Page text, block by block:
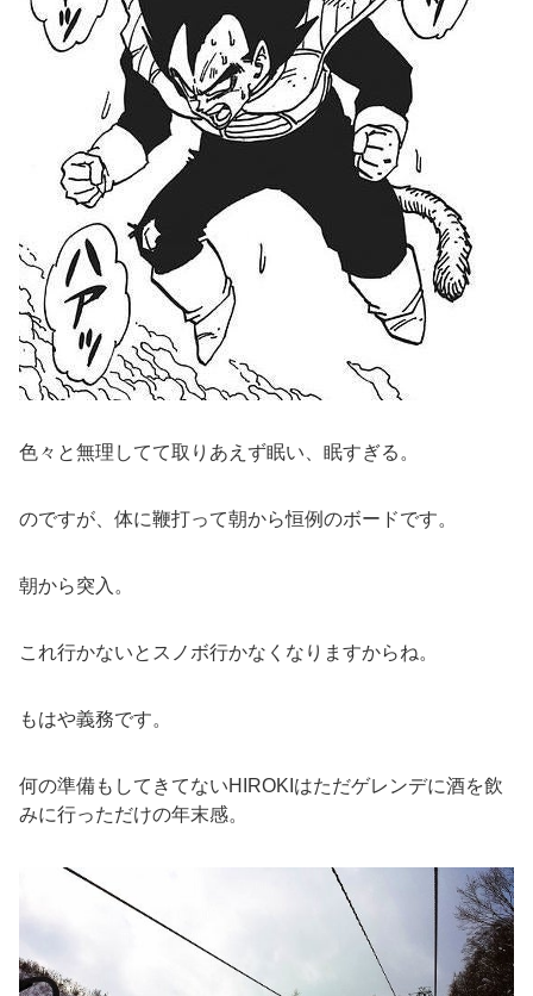
色々と無理してて取りあえず眠い、眠すぎる。
のですが、体に鞭打って朝から恒例のボードです。
朝から突入。
これ行かないとスノボ行かなくなりますからね。
もはや義務です。
何の準備もしてきてないHIROKIはただゲレンデに酒を飲
みに行っただけの年末感。